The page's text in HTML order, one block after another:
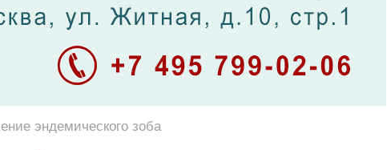
эндемического зоба